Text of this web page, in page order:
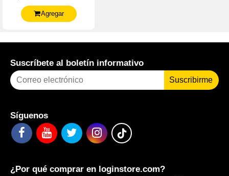
8Gb Ddr5
Agregar
Suscríbete al boletín informativo
Suscribirme
Síguenos
¿Por qué comprar en loginstore.com?